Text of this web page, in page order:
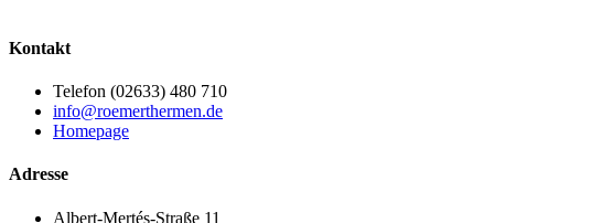
Kontakt
Telefon (02633) 480 710
info@roemerthermen.de
Homepage
Adresse
Albert-Mertés-Straße 11